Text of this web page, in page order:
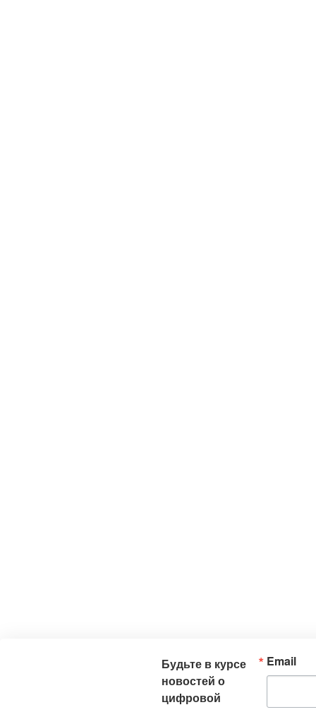
Будьте в курсе
новостей о
цифровой
Email